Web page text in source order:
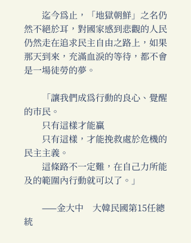
迄今為止，「地獄朝鮮」之名仍
然不絕於耳，對國家感到悲觀的人民
仍然走在追求民主自由之路上，如果
那天到來，充滿血淚的等待，都不會
是一場徒勞的夢。
「讓我們成爲行動的良心、覺醒
的市民。
只有這樣才能贏
只有這樣，才能挽救處於危機的
民主主義。
這條路不一定難，在自己力所能
及的範圍內行動就可以了。」
——金大中 大韓民國第15任總
統